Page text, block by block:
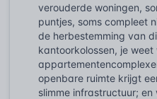
verouderde woningen,
puntjes, soms compleet
de herbestemming van
kantoorkolossen, je weet
openbare ruimte krijgt
slimme infrastructuur;